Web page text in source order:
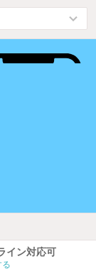
イン対応可
る